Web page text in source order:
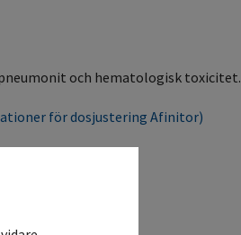
och hematologisk toxicitet.
för dosjustering Afinitor)